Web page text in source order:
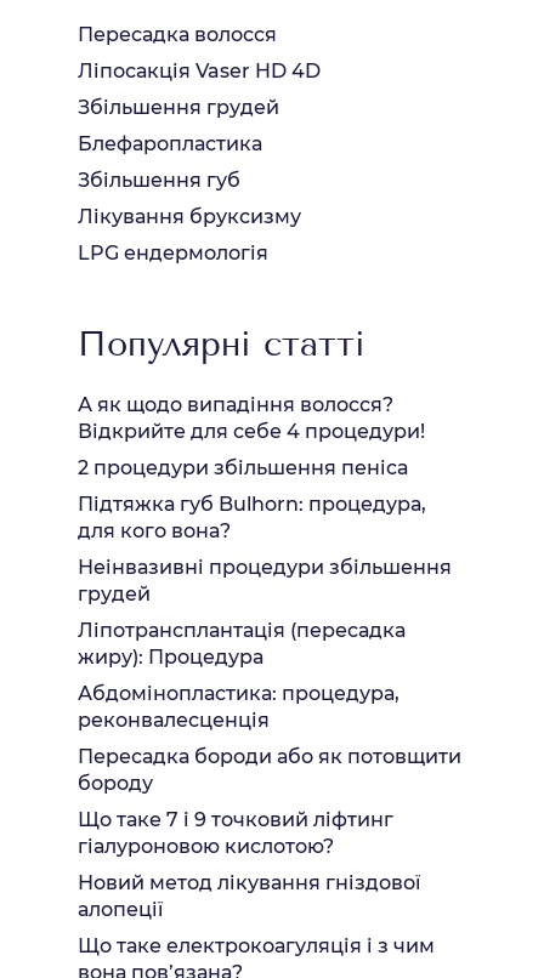
Пересадка волосся
Ліпосакція Vaser HD 4D
Збільшення грудей
Блефаропластика
Збільшення губ
Лікування бруксизму
LPG ендермологія
Популярні статті
А як щодо випадіння волосся?
Відкрийте для себе 4 процедури!
2 процедури збільшення пеніса
Підтяжка губ Bulhorn: процедура,
для кого вона?
Неінвазивні процедури збільшення
грудей
Ліпотрансплантація (пересадка
жиру): Процедура
Абдомінопластика: процедура,
реконвалесценція
Пересадка бороди або як потовщити
бороду
Що таке 7 і 9 точковий ліфтинг
гіалуроновою кислотою?
Новий метод лікування гніздової
алопеції
Що таке електрокоагуляція і з чим
вона пов’язана?